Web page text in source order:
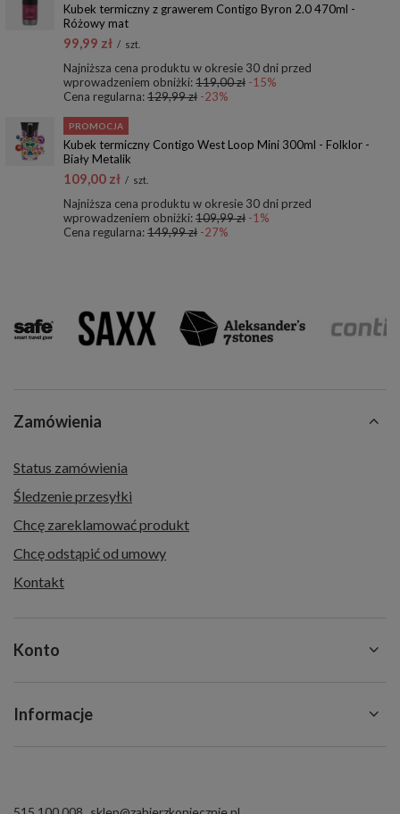
Kubek termiczny z grawerem Contigo Byron 2.0 470ml -
Różowy mat
99,99 zł / szt.
Najniższa cena produktu w okresie 30 dni przed
wprowadzeniem obniżki:119,00 zł -15%
Cena regularna:129,99 zł -23%
PROMOCJA
Kubek termiczny Contigo West Loop Mini 300ml - Folklor -
Biały Metalik
109,00 zł / szt.
Najniższa cena produktu w okresie 30 dni przed
wprowadzeniem obniżki:109,99 zł -1%
Cena regularna:149,99 zł -27%
Zamówienia
Status zamówienia
Śledzenie przesyłki
Chcę zareklamować produkt
Chcę odstąpić od umowy
Kontakt
Konto
Informacje